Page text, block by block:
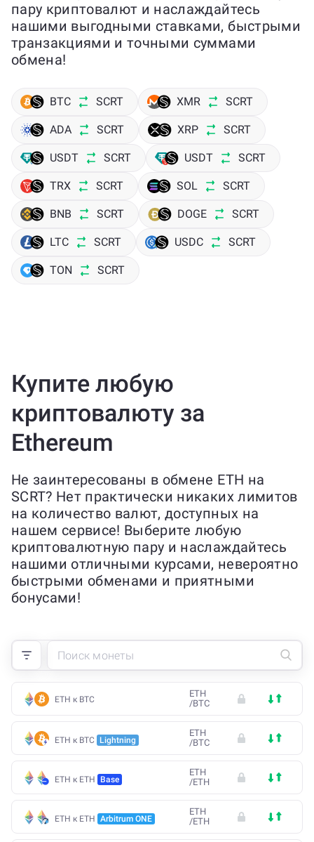
пару криптовалют и наслаждайтесь
нашими выгодными ставками, быстрыми
транзакциями и точными суммами
обмена!
BTC SCRT XMR SCRT
ADA SCRT XRP SCRT
USDT SCRT USDT SCRT
TRX SCRT SOL SCRT
BNB SCRT DOGE SCRT
LTC SCRT USDC SCRT
TON SCRT
Купите любую
криптовалюту за
Ethereum
Не заинтересованы в обмене ETH на
SCRT? Нет практически никаких лимитов
на количество валют, доступных на
нашем сервисе! Выберите любую
криптовалютную пару и наслаждайтесь
нашими отличными курсами, невероятно
быстрыми обменами и приятными
бонусами!
ETH к BTC
ETH
/BTC
ETH к BTC Lightning
ETH
/BTC
ETH к ETH Base
ETH
/ETH
ETH к ETH Arbitrum ONE
ETH
/ETH